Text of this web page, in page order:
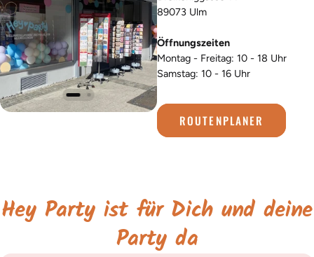
89073 Ulm
Öffnungszeiten
Montag - Freitag: 10 - 18 Uhr
Samstag: 10 - 16 Uhr
ROUTENPLANER
Hey Party ist für Dich und deine
Party da